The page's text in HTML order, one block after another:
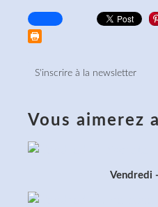
S'inscrire à la newsletter
Vous aimerez
Vendredi